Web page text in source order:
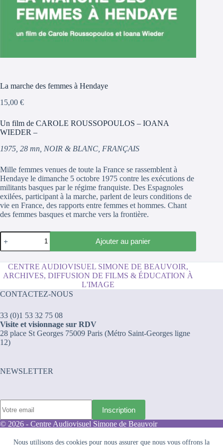
Nous utilisons des cookies pour nous assurer que nous vous offrons la
La marche des femmes à Hendaye
15,00 €
Un film de CAROLE ROUSSOPOULOS – IOANA
WIEDER –
1975, 28 mn, NOIR & BLANC, FRANÇAIS
Mille femmes venues de toute la France se rassemblent à
Hendaye le dimanche 5 octobre 1975 contre les exécutions de
militants basques par le régime franquiste. Des Espagnoles
exilées, participant à la marche, parlent de leurs conditions de
vie en France, des rapports entre femmes et hommes. Chant
des femmes basques et marche vers la frontière.
quantité
de
La
des
femmes
Hendaye
Ajouter au panier
CENTRE AUDIOVISUEL SIMONE DE BEAUVOIR,
ARCHIVES, DIFFUSION DE FILMS & ÉDUCATION À
L'IMAGE
CONTACTEZ-NOUS
33 (0)1 53 32 75 08
Visite et visionnage sur RDV
28 place St Georges 75009 Paris (Métro Saint-Georges ligne
12)
NEWSLETTER
© 2026 - Centre Audiovisuel Simone de Beauvoir